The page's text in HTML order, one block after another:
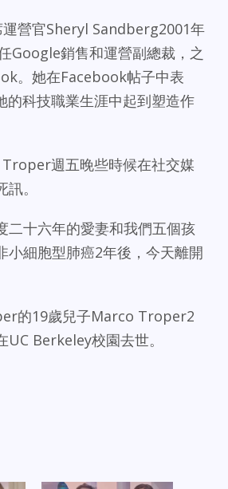
營官Sheryl Sandberg2001年
Google銷售和運營副總裁，之
。她在Facebook帖子中表
科技職業生涯中起到塑造作
週五晚些時候在社交媒
。
二十六年的愛妻和我們五個孩
小細胞型肺癌2年後，今天離開
的19歲兒子Marco Troper2
UC Berkeley校園去世。